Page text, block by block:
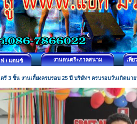
ฟ / แดนซ์ งานดนตรี+ภาคสนาม เที่ย
รี 3 ชิ้น งานเลี้ยงครบรอบ 25 ปี บริษัทฯ ครบรอบวันเกิดนา